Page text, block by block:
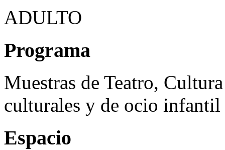
ADULTO
Programa
Muestras de Teatro,
culturales y de ocio infantil
Espacio